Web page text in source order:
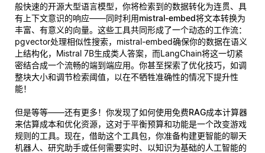
般快速的开源大型语言模型，你将检索到的数据转化为连贯、具
有上下文意识的响应——同时利用mistral-embed将文本转换为
丰富、有意义的向量。这些工具共同形成了一个动态的工作流：
pgvector处理相似性搜索，mistral-embed确保你的数据在语义
上结构化，Mistral 7B生成类人答案，而LangChain将这一切紧
密结合成一个流畅的端到端应用。你甚至探索了优化技巧，如调
整块大小和调节检索阈值，以在不牺牲准确性的情况下提升性
能！
但是等等——还有更多！你发现了如何使用免费RAG成本计算器
来估算成本和优化资源，这对于平衡预算和功能是一个改变游戏
规则的工具。现在，借助这个工具包，你准备构建更智能的聊天
机器人、研究助手或任何需要实时、以知识为基础的人工智能的